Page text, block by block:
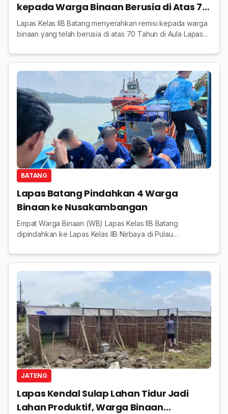
kepada Warga Binaan Berusia di Atas 70
Tahun
Lapas Kelas IIB Batang menyerahkan remisi kepada warga
binaan yang telah berusia di atas 70 Tahun di Aula Lapas
BATANG
Lapas Batang Pindahkan 4 Warga
Binaan ke Nusakambangan
Empat Warga Binaan (WB) Lapas Kelas IIB Batang
dipindahkan ke Lapas Kelas IIB Nirbaya di Pulau
JATENG
Lapas Kendal Sulap Lahan Tidur Jadi
Lahan Produktif, Warga Binaan